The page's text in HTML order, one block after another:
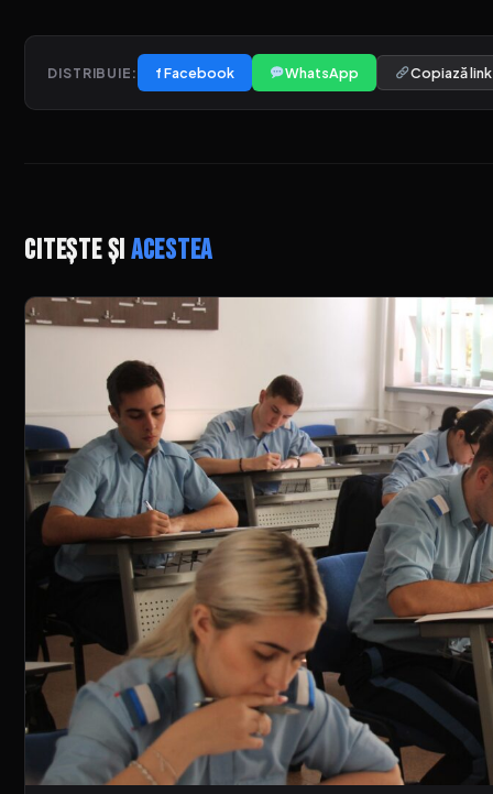
DISTRIBUIE: f Facebook WhatsApp Copiază link
Citește șiacestea